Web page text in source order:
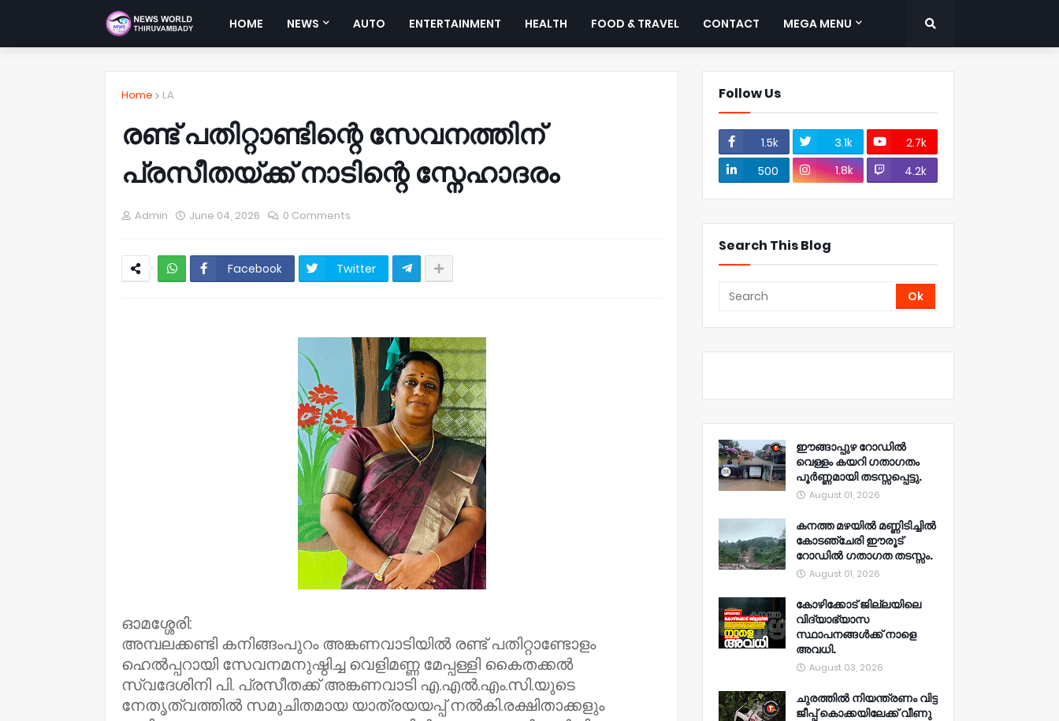
HOME NEWS AUTO ENTERTAINMENT HEALTH FOOD & TRAVEL CONTACT MEGA MENU
Home LA
രണ്ട് പതിറ്റാണ്ടിന്റെ സേവനത്തിന്
പ്രസീതയ്ക്ക് നാടിന്റെ സ്നേഹാദരം
Admin June 04, 2026 0 Comments
Facebook Twitter
ഓമശ്ശേരി:
അമ്പലക്കണ്ടി കനിങ്ങംപുറം അങ്കണവാടിയിൽ രണ്ട് പതിറ്റാണ്ടോളം
ഹെൽപ്പറായി സേവനമനുഷ്ഠിച്ച വെളിമണ്ണ മേപ്പള്ളി കൈതക്കൽ
സ്വദേശിനി പി. പ്രസീതക്ക്‌ അങ്കണവാടി എ.എൽ.എം.സി.യുടെ
നേതൃത്വത്തിൽ സമുചിതമായ യാത്രയയപ്പ്‌ നൽകി.രക്ഷിതാക്കളും
Follow Us
1.5k 3.1k
2.7k
500
1.8k 4.2k
Search This Blog
ഈങ്ങാപ്പുഴ റോഡിൽ
വെള്ളം കയറി ഗതാഗതം
പൂർണ്ണമായി തടസ്സപ്പെട്ടു.
August 01, 2026
കനത്ത മഴയിൽ മണ്ണിടിച്ചിൽ
കോടഞ്ചേരി ഈരൂട്
റോഡിൽ ഗതാഗത തടസ്സം.
August 01, 2026
കോഴിക്കോട് ജില്ലയിലെ
വിദ്യാഭ്യാസ
സ്ഥാപനങ്ങൾക്ക് നാളെ
അവധി.
August 03, 2026
ചുരത്തിൽ നിയന്ത്രണം വിട്ട
ജീപ്പ് കൊക്കയിലേക്ക് വീണു